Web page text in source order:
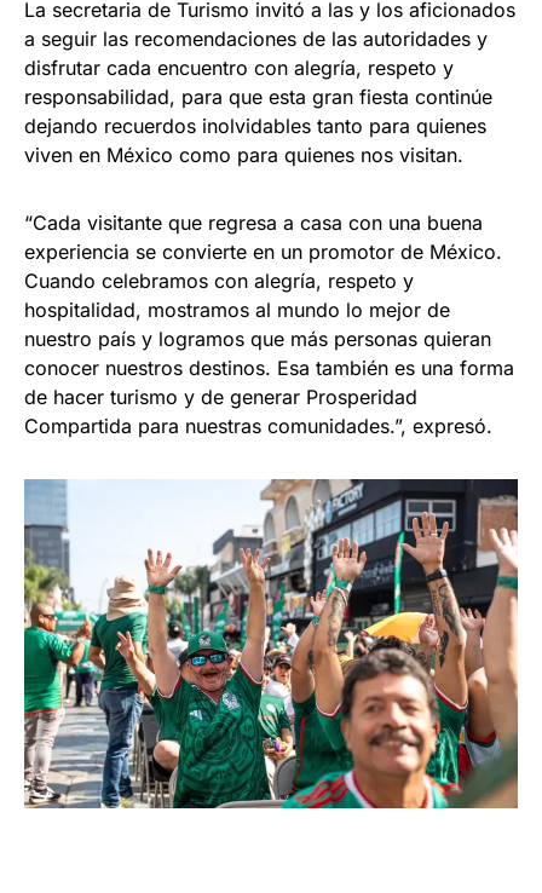
La secretaria de Turismo invitó a las y los aficionados
a seguir las recomendaciones de las autoridades y
disfrutar cada encuentro con alegría, respeto y
responsabilidad, para que esta gran fiesta continúe
dejando recuerdos inolvidables tanto para quienes
viven en México como para quienes nos visitan.
“Cada visitante que regresa a casa con una buena
experiencia se convierte en un promotor de México.
Cuando celebramos con alegría, respeto y
hospitalidad, mostramos al mundo lo mejor de
nuestro país y logramos que más personas quieran
conocer nuestros destinos. Esa también es una forma
de hacer turismo y de generar Prosperidad
Compartida para nuestras comunidades.”, expresó.